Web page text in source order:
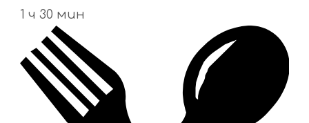
1 ч 30 мин